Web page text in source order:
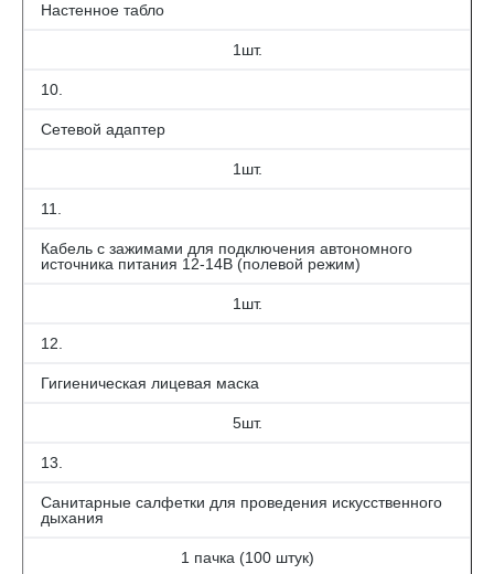
Настенное табло
1шт.
10.
Сетевой адаптер
1шт.
11.
Кабель с зажимами для подключения автономного
источника питания 12-14В (полевой режим)
1шт.
12.
Гигиеническая лицевая маска
5шт.
13.
Санитарные салфетки для проведения искусственного
дыхания
1 пачка (100 штук)